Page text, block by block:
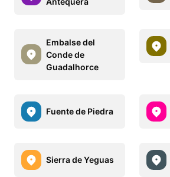
Embalse del
Conde de
Guadalhorce
Fuente de Piedra
Sierra de Yeguas